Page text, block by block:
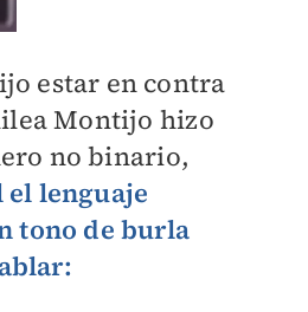
estar en contra
Montijo hizo
no binario,
el lenguaje
tono de burla